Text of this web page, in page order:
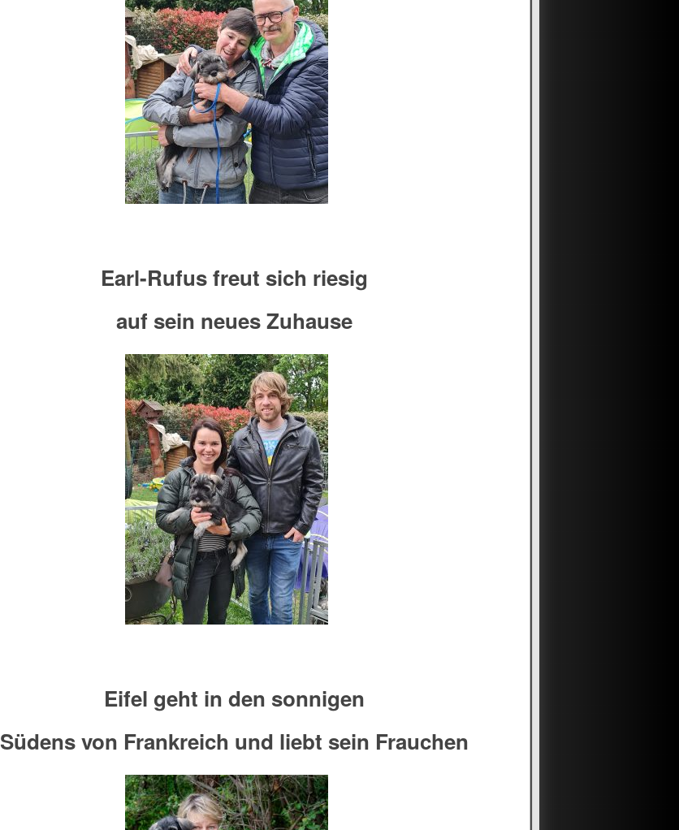
Earl-Rufus freut sich riesig
auf sein neues Zuhause
Eifel geht in den sonnigen
Südens von Frankreich und liebt sein Frauchen